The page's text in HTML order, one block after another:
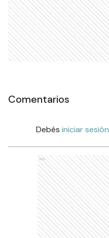
Comentarios
Debés iniciar sesión
Ads